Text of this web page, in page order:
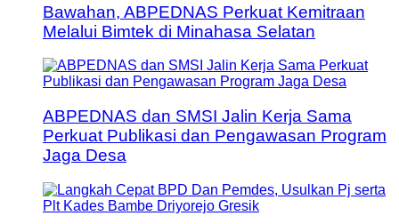
Bawahan, ABPEDNAS Perkuat Kemitraan
Melalui Bimtek di Minahasa Selatan
ABPEDNAS dan SMSI Jalin Kerja Sama
Perkuat Publikasi dan Pengawasan Program
Jaga Desa